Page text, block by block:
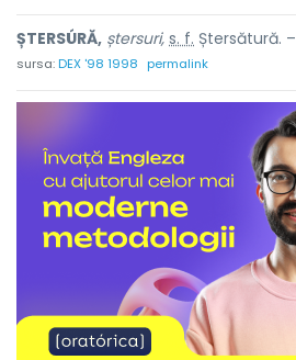
ȘTERSÚRĂ, ștersuri, s. f. Ștersătură. –
sursa:DEX '98 1998 permalink